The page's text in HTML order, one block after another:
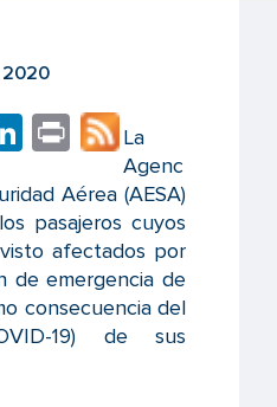
2020
Li
k
e
dI
n
Pr
t
La
Agenc
Aérea (AESA)
pasajeros cuyos
afectados por
de emergencia de
consecuencia del
19) de sus